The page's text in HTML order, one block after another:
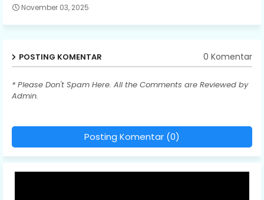
November 03, 2025
POSTING KOMENTAR 0 Komentar
* Please Don't Spam Here. All the Comments are Reviewed by
Admin.
Posting Komentar (0)